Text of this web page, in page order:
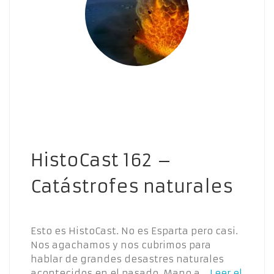
HistoCast 162 –
Catástrofes naturales
Esto es HistoCast. No es Esparta pero casi.
Nos agachamos y nos cubrimos para
hablar de grandes desastres naturales